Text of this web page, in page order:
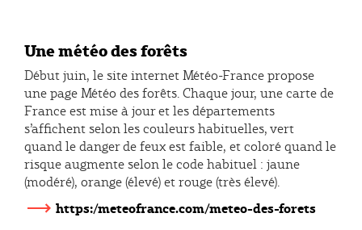
Une météo des forêts
Début juin, le site internet Météo-France propose
une page Météo des forêts. Chaque jour, une carte de
France est mise à jour et les départements
s’affichent selon les couleurs habituelles, vert
quand le danger de feux est faible, et coloré quand le
risque augmente selon le code habituel : jaune
(modéré), orange (élevé) et rouge (très élevé).
https:/meteofrance.com/meteo-des-forets